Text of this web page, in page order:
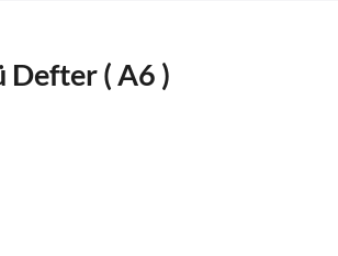
( A6 )